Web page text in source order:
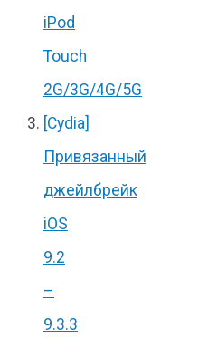
iPod
Touch
2G/3G/4G/5G
[Cydia]
Привязанный
джейлбрейк
iOS
9.2
–
9.3.3